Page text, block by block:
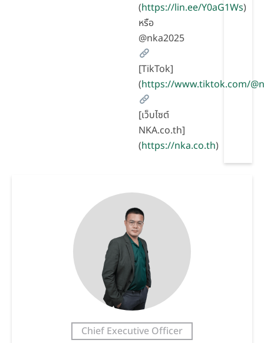
(https://lin.ee/Y0aG1Ws)
หรือ
@nka2025
[TikTok]
(https://www.tiktok.com/
[เว็บไซต์
NKA.co.th]
(https://nka.co.th)
Chief Executive Officer